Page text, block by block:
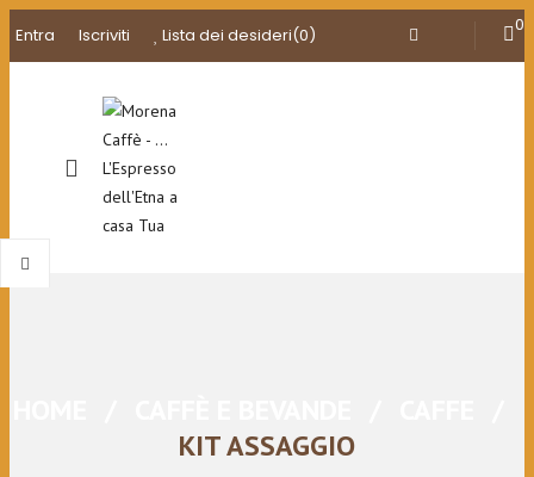
Entra Iscriviti Lista dei desideri(0) 0
KIT ASSAGGIO